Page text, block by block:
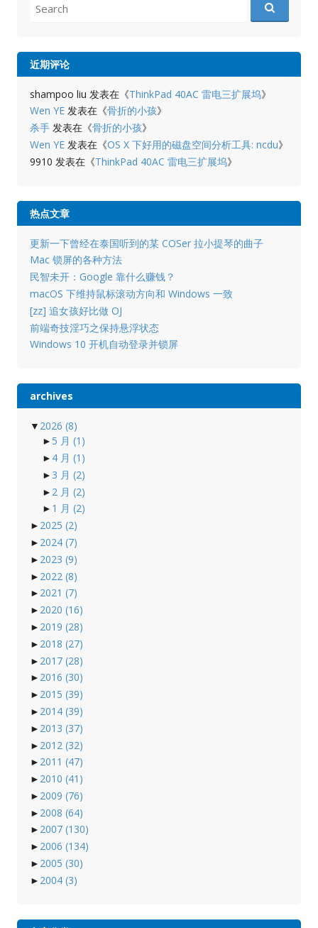
for:
近期评论
shampoo liu 发表在《ThinkPad 40AC 雷电三扩展坞》
Wen YE发表在《骨折的小孩》
杀手发表在《骨折的小孩》
Wen YE发表在《OS X 下好用的磁盘空间分析工具: ncdu》
9910 发表在《ThinkPad 40AC 雷电三扩展坞》
热点文章
更新一下曾经在泰国听到的某 COSer 拉小提琴的曲子
Mac 锁屏的各种方法
民智未开：Google 靠什么赚钱？
macOS 下维持鼠标滚动方向和 Windows 一致
[zz] 追女孩好比做 OJ
前端奇技淫巧之保持悬浮状态
Windows 10 开机自动登录并锁屏
archives
▼ 2026 (8)
► 5 月 (1)
► 4 月 (1)
► 3 月 (2)
► 2 月 (2)
► 1 月 (2)
► 2025 (2)
► 2024 (7)
► 2023 (9)
► 2022 (8)
► 2021 (7)
► 2020 (16)
► 2019 (28)
► 2018 (27)
► 2017 (28)
► 2016 (30)
► 2015 (39)
► 2014 (39)
► 2013 (37)
► 2012 (32)
► 2011 (47)
► 2010 (41)
► 2009 (76)
► 2008 (64)
► 2007 (130)
► 2006 (134)
► 2005 (30)
► 2004 (3)